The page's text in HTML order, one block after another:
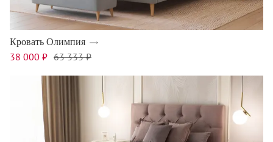
Кровать Олимпия
38 000 ₽ 63 333 ₽